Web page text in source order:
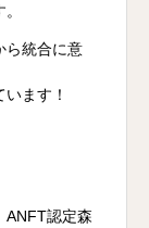
ら統合に意
ます！
ANFT認定森